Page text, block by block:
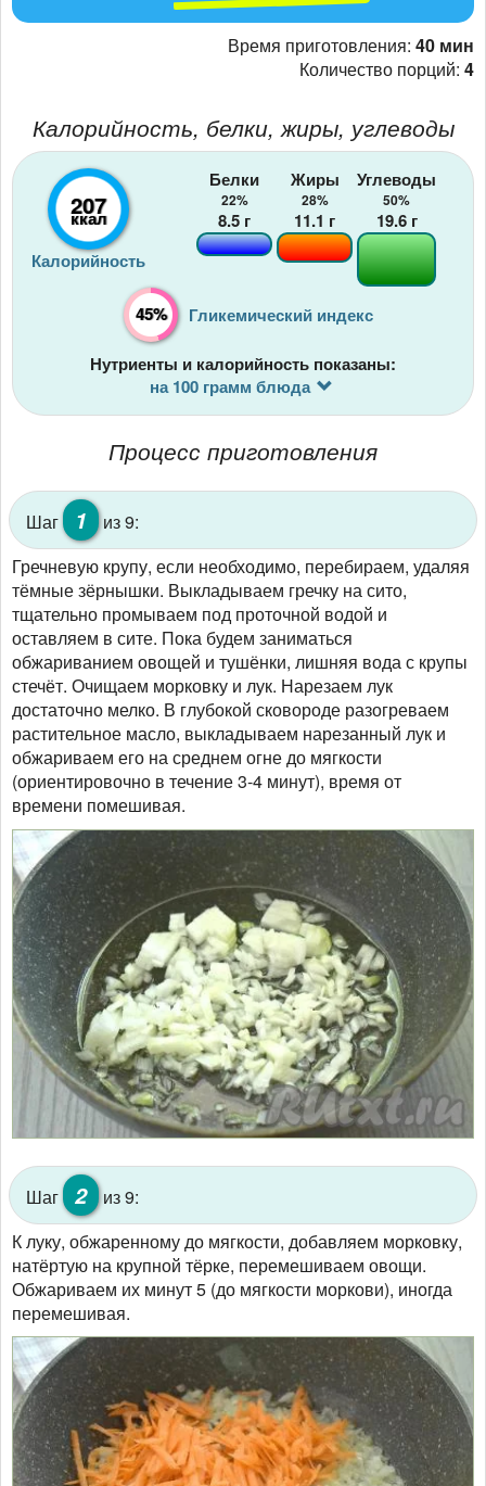
Время приготовления: 40 мин
Количество порций: 4
Калорийность, белки, жиры, углеводы
207
ккал
Калорийность
Белки
22%
8.5 г
Жиры
28%
11.1 г
Углеводы
50%
19.6г
45% Гликемический индекс
Нутриенты и калорийность показаны:
на 100 грамм блюда
Процесс приготовления
Шаг 1
из 9:
Гречневую крупу, если необходимо, перебираем, удаляя
тёмные зёрнышки. Выкладываем гречку на сито,
тщательно промываем под проточной водой и
оставляем в сите. Пока будем заниматься
обжариванием овощей и тушёнки, лишняя вода с крупы
стечёт. Очищаем морковку и лук. Нарезаем лук
достаточно мелко. В глубокой сковороде разогреваем
растительное масло, выкладываем нарезанный лук и
обжариваем его на среднем огне до мягкости
(ориентировочно в течение 3-4 минут), время от
времени помешивая.
Шаг 2 из 9:
К луку, обжаренному до мягкости, добавляем морковку,
натёртую на крупной тёрке, перемешиваем овощи.
Обжариваем их минут 5 (до мягкости моркови), иногда
перемешивая.